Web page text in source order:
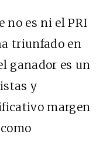
no es ni el PRI
triunfado en
ganador es un
y
margen